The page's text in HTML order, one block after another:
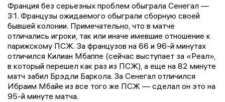
Франция без серьезных проблем обыграла Сенегал —
3:1. Французы ожидаемого обыграли сборную своей
бывшей колонии. Примечательно, что в матче
отличались игроки, так или иначе имевшие отношение к
парижскому ПСЖ. За французов на 66 и 96-й минутах
отличился Килиан Мбаппе (сейчас выступает за «Реал»,
в который перешел как раз из ПСЖ), а еще на 82 минуте
матч забил Брэдли Баркола. За Сенегал отличился
Ибраим Мбайе из все того же ПСЖ — сделал он это на
95-й минуте матча.